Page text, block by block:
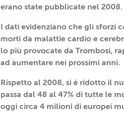
erano state pubblicate nel 2008.
I dati evidenziano che gli sforzi
morti da malattie cardio e
lo più provocate da Trombosi,
ad aumentare nei prossimi anni.
Rispetto al 2008, si è ridotto il
passa dal 48 al 47% di tutte le
oggi circa 4 milioni di europei